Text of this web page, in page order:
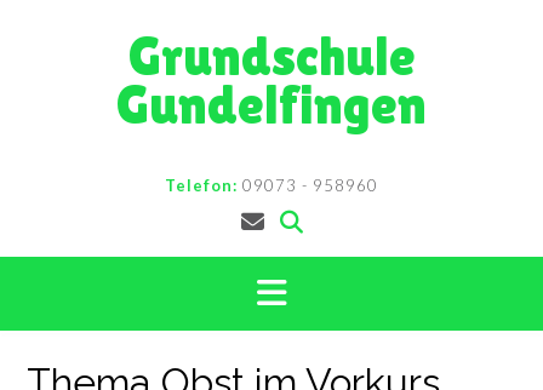
Grundschule
Gundelfingen
Telefon: 09073 - 958960